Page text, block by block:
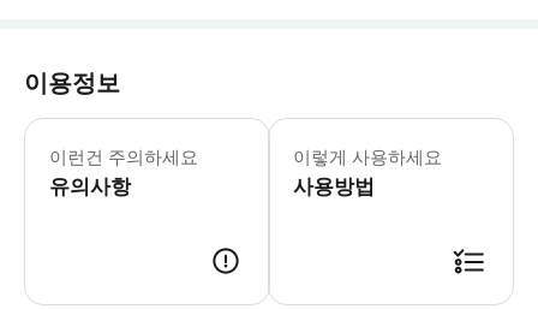
이용정보
이런건 주의하세요
유의사항
이렇게 사용하세요
사용방법